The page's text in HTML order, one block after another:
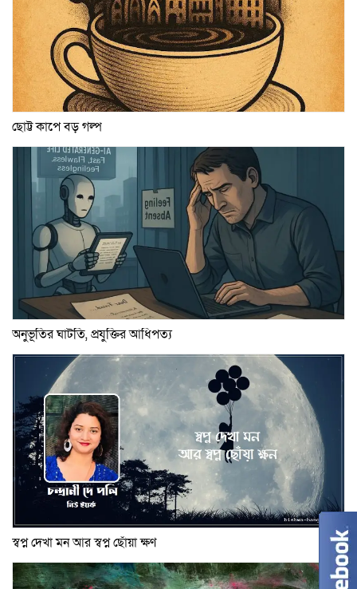
ছোট্ট কাপে বড় গল্প
অনুভূতির ঘাটতি, প্রযুক্তির আধিপত্য
স্বপ্ন দেখা মন আর স্বপ্ন ছোঁয়া ক্ষণ